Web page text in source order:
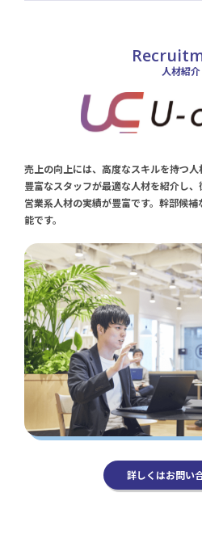
人材紹介
売上の向上には、高度なスキルを持つ
豊富なスタッフが最適な人材を紹介し
営業系人材の実績が豊富です。幹部候
能です。
詳しくはお問い